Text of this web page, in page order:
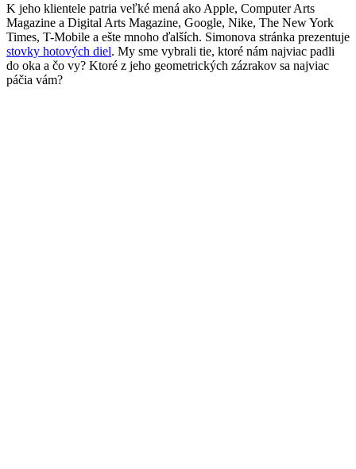
K jeho klientele patria veľké mená ako Apple, Computer Arts
Magazine a Digital Arts Magazine, Google, Nike, The New York
Times, T-Mobile a ešte mnoho ďalších. Simonova stránka prezentuje
stovky hotových diel. My sme vybrali tie, ktoré nám najviac padli
do oka a čo vy? Ktoré z jeho geometrických zázrakov sa najviac
páčia vám?